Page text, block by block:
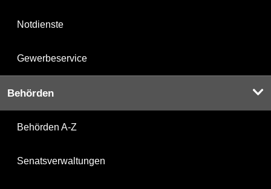
Notdienste
Gewerbeservice
Behörden
Behörden A-Z
Senatsverwaltungen